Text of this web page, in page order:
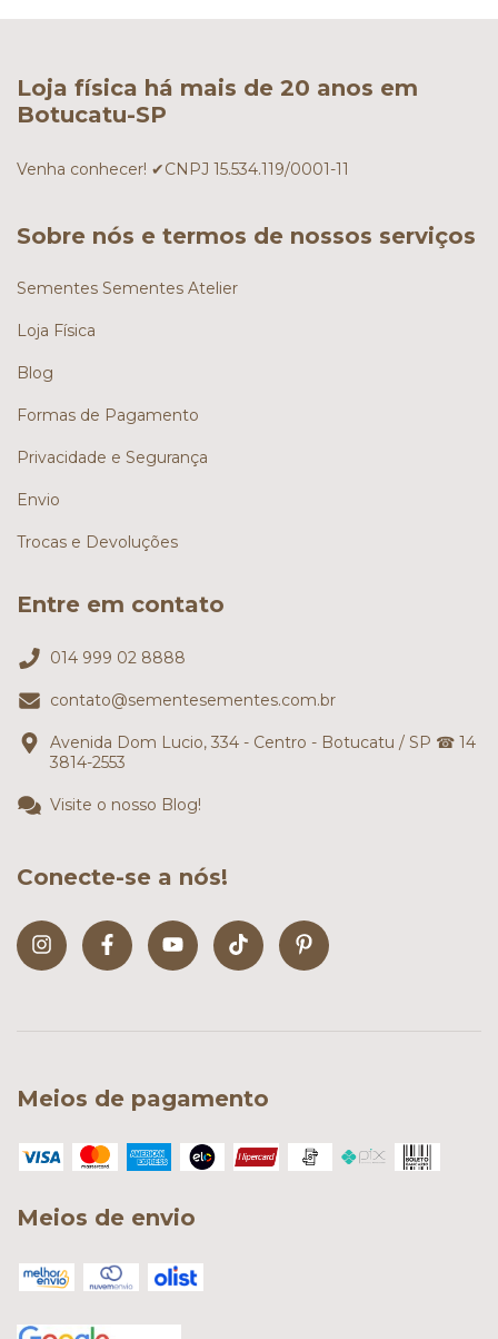
Loja física há mais de 20 anos em
Botucatu-SP
Venha conhecer! ✔CNPJ 15.534.119/0001-11
Sobre nós e termos de nossos serviços
Sementes Sementes Atelier
Loja Física
Blog
Formas de Pagamento
Privacidade e Segurança
Envio
Trocas e Devoluções
Entre em contato
014 999 02 8888
contato@sementesementes.com.br
Avenida Dom Lucio, 334 - Centro - Botucatu / SP ☎ 14
3814-2553
Visite o nosso Blog!
Conecte-se a nós!
Meios de pagamento
Meios de envio